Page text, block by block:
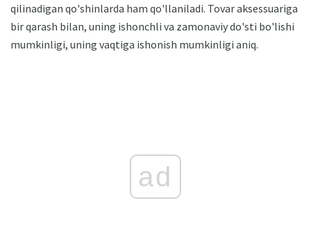
qilinadigan qo'shinlarda ham qo'llaniladi. Tovar aksessuariga
bir qarash bilan, uning ishonchli va zamonaviy do'sti bo'lishi
mumkinligi, uning vaqtiga ishonish mumkinligi aniq.
ad